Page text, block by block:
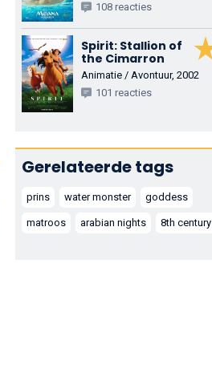
108 reacties
Spirit: Stallion of
the Cimarron
Animatie / Avontuur, 2002
101 reacties
Gerelateerde tags
prins water monster goddess
matroos arabian nights 8th century